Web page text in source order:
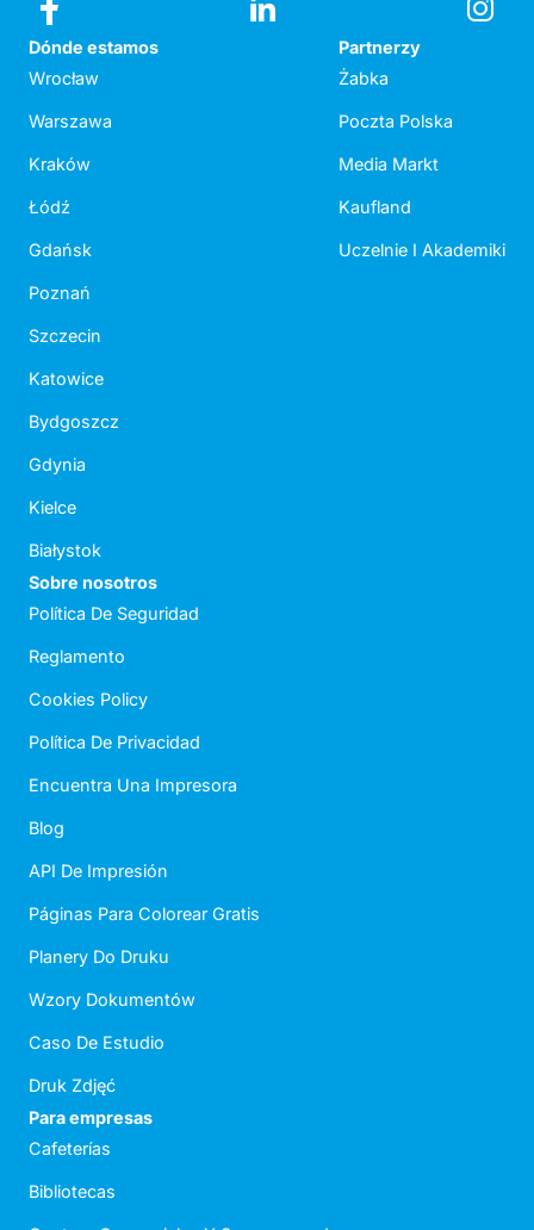
Dónde estamos
Wrocław
Warszawa
Kraków
Łódź
Gdańsk
Poznań
Szczecin
Katowice
Bydgoszcz
Gdynia
Kielce
Białystok
Partnerzy
Żabka
Poczta Polska
Media Markt
Kaufland
Uczelnie I Akademiki
Sobre nosotros
Política De Seguridad
Reglamento
Cookies Policy
Política De Privacidad
Encuentra Una Impresora
Blog
API De Impresión
Páginas Para Colorear Gratis
Planery Do Druku
Wzory Dokumentów
Caso De Estudio
Druk Zdjęć
Para empresas
Cafeterías
Bibliotecas